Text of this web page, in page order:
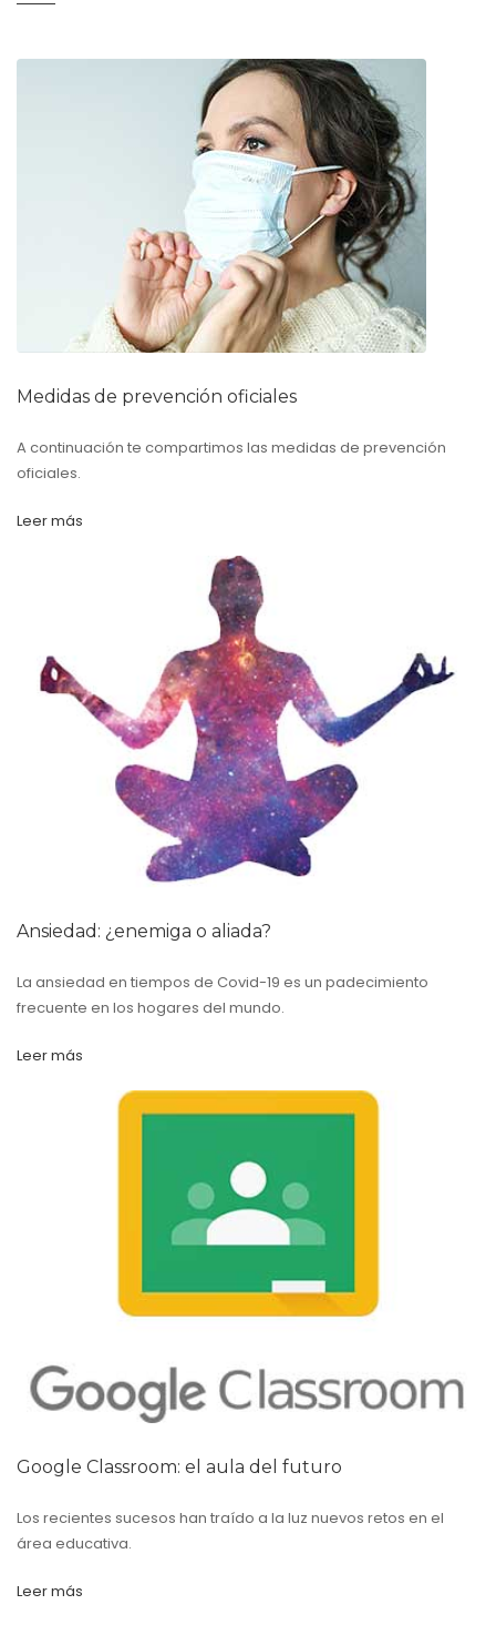
Medidas de prevención oficiales
A continuación te compartimos las medidas de prevención
oficiales.
Leer más
Ansiedad: ¿enemiga o aliada?
La ansiedad en tiempos de Covid-19 es un padecimiento
frecuente en los hogares del mundo.
Leer más
Google Classroom: el aula del futuro
Los recientes sucesos han traído a la luz nuevos retos en el
área educativa.
Leer más